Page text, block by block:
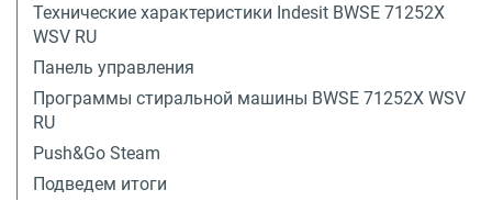
Библиотека
Технические характеристики Indesit BWSE 71252X
WSV RU
Панель управления
Программы стиральной машины BWSE 71252X WSV
RU
Push&Go Steam
Подведем итоги